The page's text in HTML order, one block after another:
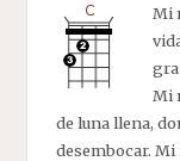
Mi
Mi
de luna llena,
desembocar.